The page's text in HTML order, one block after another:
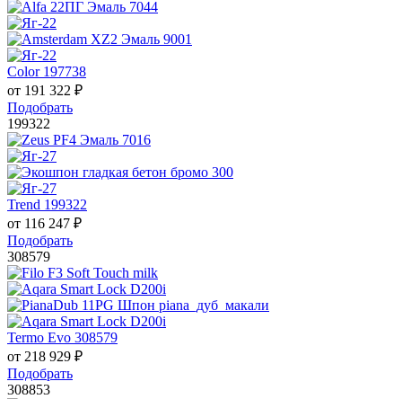
Color 197738
от 191 322 ₽
Подобрать
199322
Trend 199322
от 116 247 ₽
Подобрать
308579
Termo Evo 308579
от 218 929 ₽
Подобрать
308853